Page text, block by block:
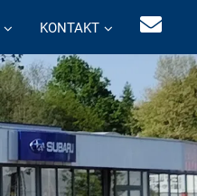
KONTAKT